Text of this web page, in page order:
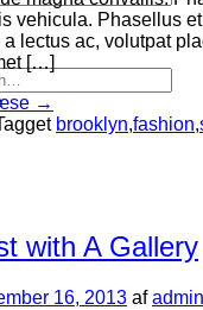
vehicula. Phasellus
lectus ac, volutpat
[…]
→
brooklyn,fashion,
with A Gallery
16, 2013 afadmin